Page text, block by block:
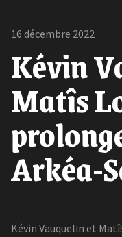
16 décembre 2022
Kévin
Matîs
Arkéa-
Kévin Vauquelin et